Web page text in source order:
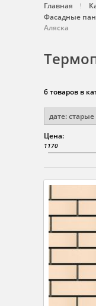
Главная
Фасадные
Аляска
6 товаров в
Цена: